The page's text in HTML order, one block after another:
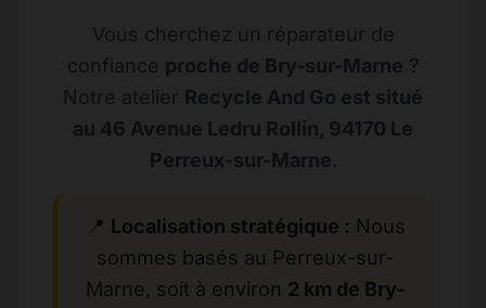
Vous cherchez un réparateur de
confiance proche de Bry-sur-Marne ?
Notre atelier Recycle And Go est situé
au 46 Avenue Ledru Rollin, 94170 Le
Perreux-sur-Marne.
📍 Localisation stratégique : Nous
sommes basés au Perreux-sur-
Marne, soit à environ 2 km de Bry-